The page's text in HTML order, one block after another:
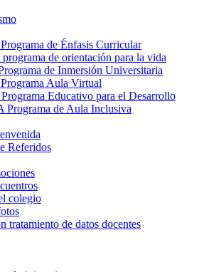
de Énfasis Curricular
de orientación para la vida
de Inmersión Universitaria
Aula Virtual
Educativo para el Desarrollo
Programa de Aula Inclusiva
Referidos
colegio
tratamiento de datos docentes